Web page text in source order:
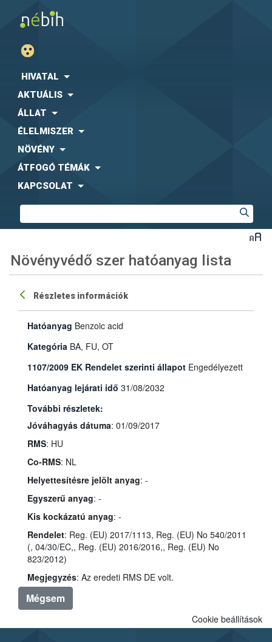
HIVATAL
AKTUÁLIS
ÁLLAT
ÉLELMISZER
NÖVÉNY
ÁTFOGÓ TÉMÁK
KAPCSOLAT
Növényvédő szer hatóanyag lista
Részletes információk
Hatóanyag Benzoic acid
Kategória BA, FU, OT
1107/2009 EK Rendelet szerinti állapot Engedélyezett
Hatóanyag lejárati idő 31/08/2032
További részletek:
Jóváhagyás dátuma: 01/09/2017
RMS: HU
Co-RMS: NL
Helyettesítésre jelölt anyag: -
Egyszerű anyag: -
Kis kockázatú anyag: -
Rendelet: Reg. (EU) 2017/1113, Reg. (EU) No 540/2011
(, 04/30/EC,, Reg. (EU) 2016/2016,, Reg. (EU) No
823/2012)
Megjegyzés: Az eredeti RMS DE volt.
Mégsem
Cookie beállítások